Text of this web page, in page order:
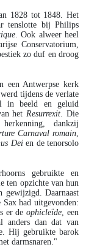
1828 tot 1848. Het
tenslotte bij Philips
. Ook alweer heel
Conservatorium,
zo duf en droog
een Antwerpse kerk
tijdens de verlate
in beeld en geluid
hetResurrexit. Die
dankzij
Carnaval romain,
Deien de tenorsolo
gebruikte en
ten opzichte van hun
gewijzigd. Daarnaast
had uitgevonden:
er deophicleïde, een
anders dan dat van
Hij gebruikte barok
darmsnaren."